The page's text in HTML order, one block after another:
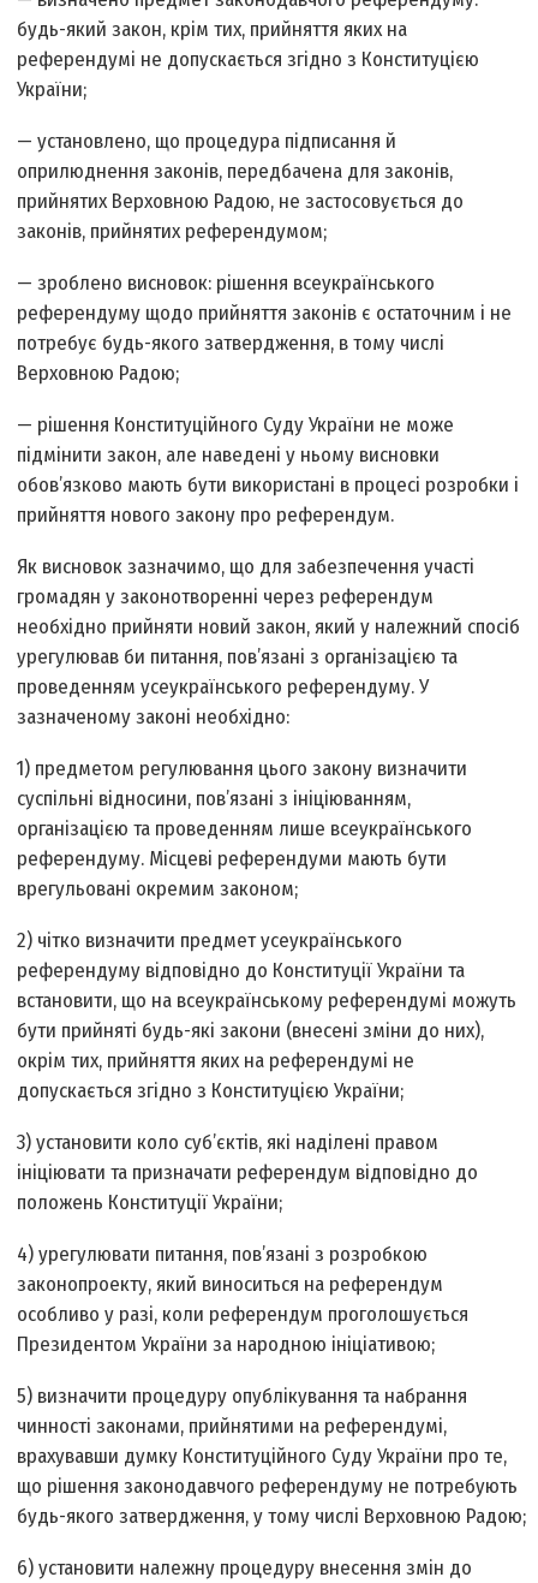
будь-який закон, крім тих, прийняття яких на
референдумі не допускається згідно з Конституцією
України;
— установлено, що процедура підписання й
оприлюднення законів, передбачена для законів,
прийнятих Верховною Радою, не застосовується до
законів, прийнятих референдумом;
— зроблено висновок: рішення всеукраїнського
референдуму щодо прийняття законів є остаточним і не
потребує будь-якого затвердження, в тому числі
Верховною Радою;
— рішення Конституційного Суду України не може
підмінити закон, але наведені у ньому висновки
обов’язково мають бути використані в процесі розробки і
прийняття нового закону про референдум.
Як висновок зазначимо, що для забезпечення участі
громадян у законотворенні через референдум
необхідно прийняти новий закон, який у належний спосіб
урегулював би питання, пов’язані з організацією та
проведенням усеукраїнського референдуму. У
зазначеному законі необхідно:
1) предметом регулювання цього закону визначити
суспільні відносини, пов’язані з ініціюванням,
організацією та проведенням лише всеукраїнського
референдуму. Місцеві референдуми мають бути
врегульовані окремим законом;
2) чітко визначити предмет усеукраїнського
референдуму відповідно до Конституції України та
встановити, що на всеукраїнському референдумі можуть
бути прийняті будь-які закони (внесені зміни до них),
окрім тих, прийняття яких на референдумі не
допускається згідно з Конституцією України;
3) установити коло суб’єктів, які наділені правом
ініціювати та призначати референдум відповідно до
положень Конституції України;
4) урегулювати питання, пов’язані з розробкою
законопроекту, який виноситься на референдум
особливо у разі, коли референдум проголошується
Президентом України за народною ініціативою;
5) визначити процедуру опублікування та набрання
чинності законами, прийнятими на референдумі,
врахувавши думку Конституційного Суду України про те,
що рішення законодавчого референдуму не потребують
будь-якого затвердження, у тому числі Верховною Радою;
6) установити належну процедуру внесення змін до